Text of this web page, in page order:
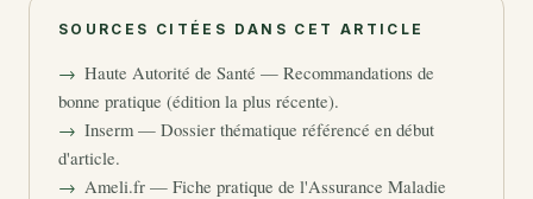
SOURCES CITÉES DANS CET ARTICLE
Haute Autorité de Santé — Recommandations de
bonne pratique (édition la plus récente).
Inserm — Dossier thématique référencé en début
d'article.
Ameli.fr — Fiche pratique de l'Assurance Maladie